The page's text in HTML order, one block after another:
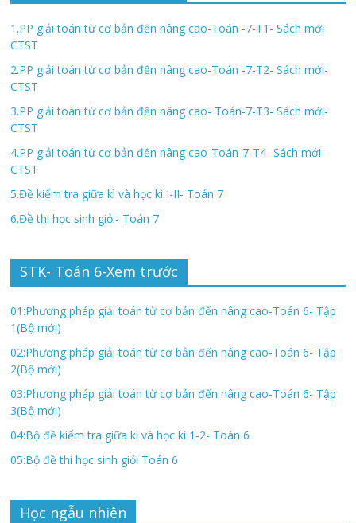
1.PP giải toán từ cơ bản đến nâng cao-Toán -7-T1- Sách mới
CTST
2.PP giải toán từ cơ bản đến nâng cao-Toán -7-T2- Sách mới-
CTST
3.PP giải toán từ cơ bản đến nâng cao- Toán-7-T3- Sách mới-
CTST
4.PP giải toán từ cơ bản đến nâng cao-Toán-7-T4- Sách mới-
CTST
5.Đề kiểm tra giữa kì và học kì I-II- Toán 7
6.Đề thi học sinh giỏi- Toán 7
STK- Toán 6-Xem trước
01:Phương pháp giải toán từ cơ bản đến nâng cao-Toán 6- Tập
1(Bộ mới)
02:Phương pháp giải toán từ cơ bản đến nâng cao-Toán 6- Tập
2(Bộ mới)
03:Phương pháp giải toán từ cơ bản đến nâng cao-Toán 6- Tập
3(Bộ mới)
04:Bộ đề kiểm tra giữa kì và học kì 1-2- Toán 6
05:Bộ đề thi học sinh giỏi Toán 6
Học ngẫu nhiên